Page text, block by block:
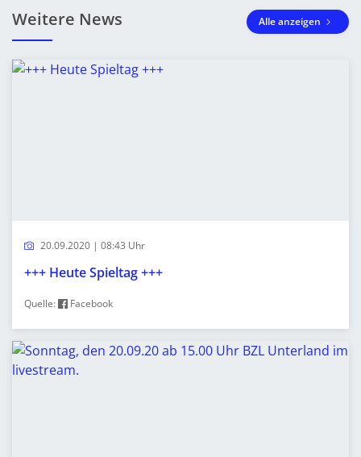
Weitere News Alle anzeigen
20.09.2020 | 08:43 Uhr
+++ Heute Spieltag +++
Quelle: Facebook